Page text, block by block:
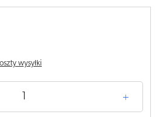
wysyłki